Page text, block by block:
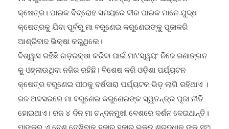
ମା ବରୁଣେଇ ପୀଠ ହେଉଛି ଏକ ଐତିହ୍ୟ ସମ୍ପନ୍ନ ପର୍ଯ୍ୟଟନ
କ୍ଷେତ୍ର। ପାଇକ ବିଦ୍ରୋହ ସମୟରେ ବୀର ପାଇକ ମାନେ ଯୁଦ୍ଧ
କ୍ଷେତ୍ରକୁ ଯିବା ପୂର୍ବରୁ ମା ବରୁଣେଇ କରୁଣେଇଙ୍କୁ ପୂଜାକରି
ଆଶ୍ରିବାଦ ଭିକ୍ଷା କରୁଥିଲେ।
ବିଶ୍ୱାସ ରହିଛି ଗଡ଼ରକ୍ଷା କରିବା ପାଇଁ ମା\’ସ୍ୱୟଂ ନିଜେ ରଣାଙ୍ଗନ
କୁ ଓହ୍ଲାଉଥିବା ନଜିର ରହିଛି। ବିଶେଷ କରି ଓଡ଼ିଶା ପର୍ଯ୍ୟଟନ
କ୍ଷେତ୍ର ବରୁଣେଇ ପୀଠକୁ ବର୍ଷସାରା ପର୍ଯ୍ୟଟକ ଭିଡ଼ ଲାଗି ରହିଥାଏ ।
ରଜ ଅବସରରେ ମା ବରୁଣେଇ କରୁଣେଇଙ୍କ ସ୍ୱତନ୍ତ୍ର ପୂଜା ନୀତି
ହୋଇଥାଏ। ରଜ ୪ ଦିନ ମା ଚନ୍ଦନମୁଖୀ ବେଶରେ ଦର୍ଶନ ଦେଇଥାନ୍ତି।